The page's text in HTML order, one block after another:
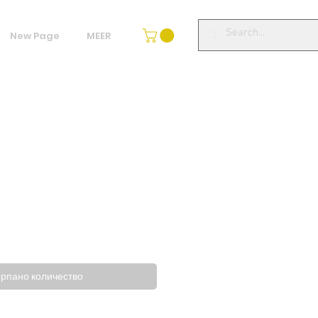
New Page MEER
количество